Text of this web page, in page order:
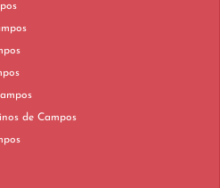
Campos
en Cerecinos de Campos